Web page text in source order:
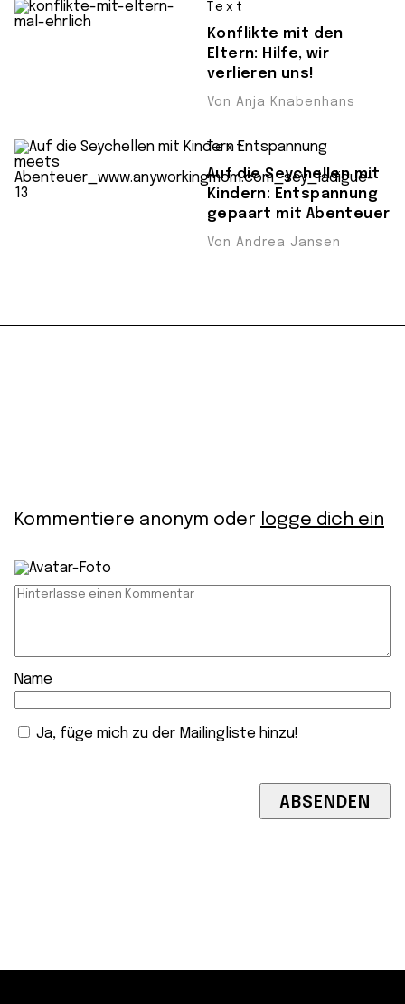
Text
Konflikte mit den
Eltern: Hilfe, wir
verlieren uns!
Von Anja Knabenhans
Text
Auf die Seychellen mit
Kindern: Entspannung
gepaart mit Abenteuer
Von Andrea Jansen
Kommentiere anonym oder logge dich ein
Name
Ja, füge mich zu der Mailingliste hinzu!